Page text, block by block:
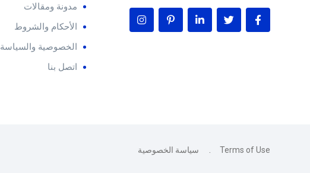
مدونة ومقالات
الأحكام والشروط
الخصوصية والسياسة
اتصل بنا
Terms of Use سياسة الخصوصية